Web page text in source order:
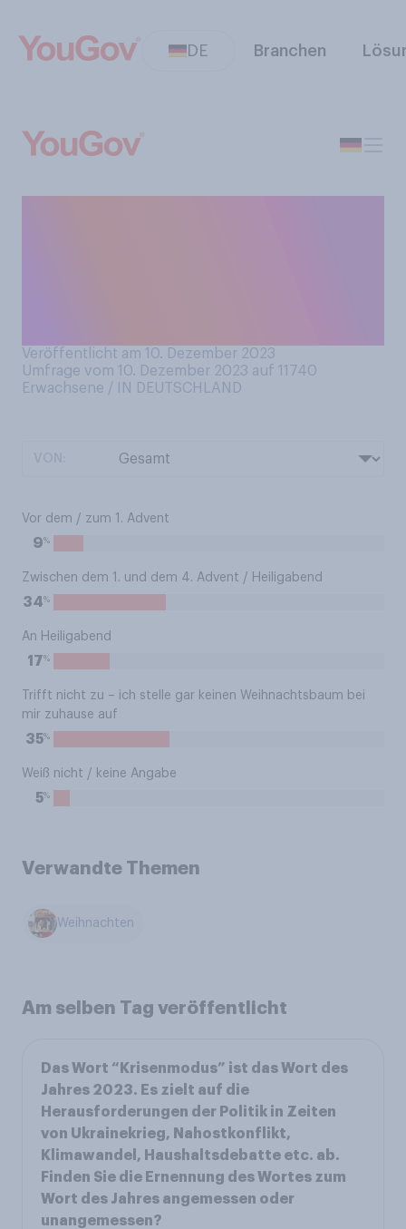
DE Branchen
Veröffentlicht am 10. Dezember 2023
Umfrage vom 10. Dezember 2023 auf 11740
Erwachsene / IN DEUTSCHLAND
Vor dem / zum 1. Advent
9%
Zwischen dem 1. und dem 4. Advent / Heiligabend
34%
An Heiligabend
17%
Trifft nicht zu – ich stelle gar keinen Weihnachtsbaum bei
mir zuhause auf
35%
Weiß nicht / keine Angabe
5%
Verwandte Themen
Weihnachten
Am selben Tag veröffentlicht
Das Wort “Krisenmodus” ist das Wort des
Jahres 2023. Es zielt auf die
Herausforderungen der Politik in Zeiten
von Ukrainekrieg, Nahostkonflikt,
Klimawandel, Haushaltsdebatte etc. ab.
Finden Sie die Ernennung des Wortes zum
Wort des Jahres angemessen oder
unangemessen?